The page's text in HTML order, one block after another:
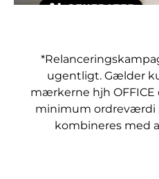
ugentligt. Gælder
mærkerne hjh OFFICE
minimum ordreværdi
kombineres med